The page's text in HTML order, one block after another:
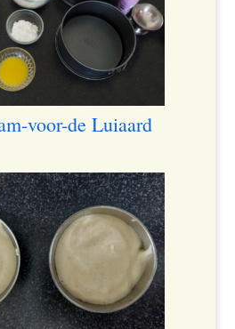
voor-de Luiaard